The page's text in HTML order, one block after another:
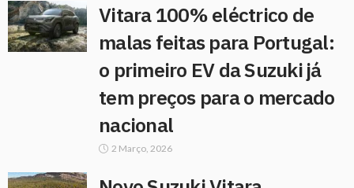
Vitara 100% eléctrico de
malas feitas para Portugal:
o primeiro EV da Suzuki já
tem preços para o mercado
nacional
2 Março, 2026